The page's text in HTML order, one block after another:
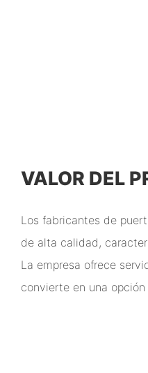
VALOR DEL
Los fabricantes de
de alta calidad,
La empresa ofrece
convierte en una